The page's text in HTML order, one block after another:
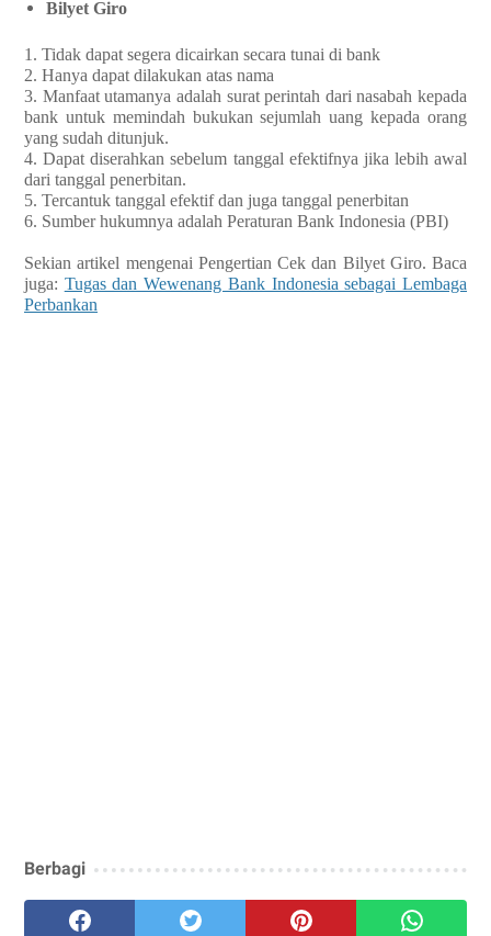
Bilyet Giro
1. Tidak dapat segera dicairkan secara tunai di bank
2. Hanya dapat dilakukan atas nama
3. Manfaat utamanya adalah surat perintah dari nasabah kepada
bank untuk memindah bukukan sejumlah uang kepada orang
yang sudah ditunjuk.
4. Dapat diserahkan sebelum tanggal efektifnya jika lebih awal
dari tanggal penerbitan.
5. Tercantuk tanggal efektif dan juga tanggal penerbitan
6. Sumber hukumnya adalah Peraturan Bank Indonesia (PBI)
Sekian artikel mengenai Pengertian Cek dan Bilyet Giro. Baca
juga: Tugas dan Wewenang Bank Indonesia sebagai Lembaga
Perbankan
Berbagi